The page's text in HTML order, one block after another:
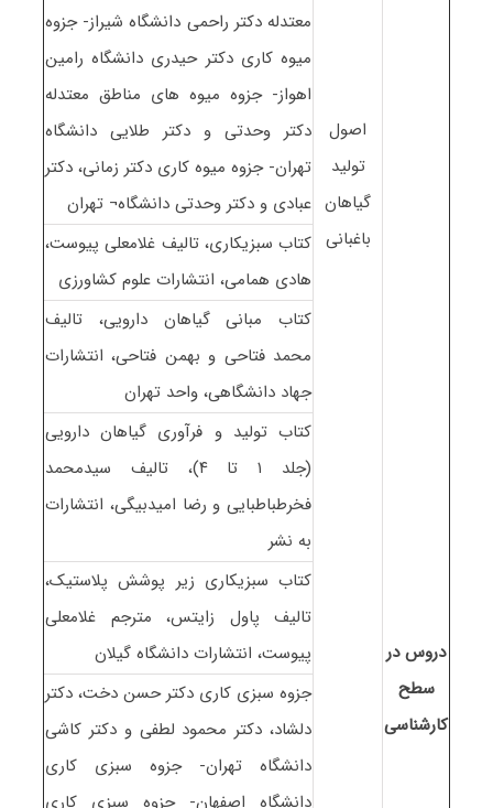
دروس در
سطح
کارشناسی
اصول
تولید
گیاهان
باغبانی
معتدله دکتر راحمی دانشگاه شیراز- جزوه
میوه کاری دکتر حیدری دانشگاه رامین
اهواز- جزوه میوه های مناطق معتدله
دکتر وحدتی و دکتر طلایی دانشگاه
تهران- جزوه میوه کاری دکتر زمانی، دکتر
عبادی و دکتر وحدتی دانشگاه¬ تهران
کتاب سبزیکاری، تالیف غلامعلی پیوست،
هادی همامی، انتشارات علوم کشاورزی
کتاب مبانی گیاهان دارویی، تالیف
محمد فتاحی و بهمن فتاحی، انتشارات
جهاد دانشگاهی، واحد تهران
کتاب تولید و فرآوری گیاهان دارویی
(جلد ۱ تا ۴)، تالیف سیدمحمد
فخرطباطبایی و رضا امیدبیگی، انتشارات
به نشر
کتاب سبزیکاری زیر پوشش پلاستیک،
تالیف پاول زایتس، مترجم غلامعلی
پیوست، انتشارات دانشگاه گیلان
جزوه سبزی کاری دکتر حسن دخت، دکتر
دلشاد، دکتر محمود لطفی و دکتر کاشی
دانشگاه تهران- جزوه سبزی کاری
دانشگاه اصفهان- جزوه سبزی کاری